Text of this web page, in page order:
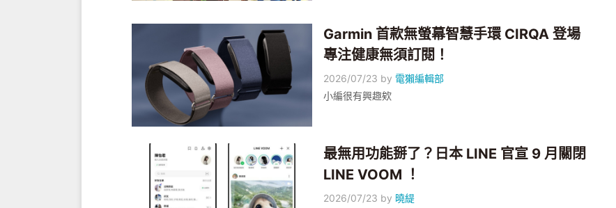
Garmin 首款無螢幕智慧手環 CIRQA 登場
專注健康無須訂閱！
2026/07/23 by 電獺編輯部
小編很有興趣欸
最無用功能掰了？日本 LINE 官宣 9 月關閉
LINE VOOM ！
2026/07/23 by 曉緹